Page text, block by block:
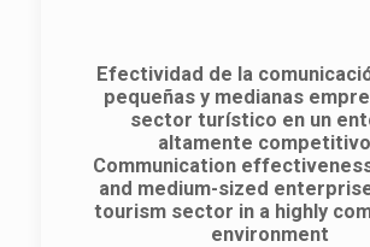
Efectividad de la
pequeñas y medianas
sector turístico en un
altamente
Communication
and medium-sized
tourism sector in a highly
environment